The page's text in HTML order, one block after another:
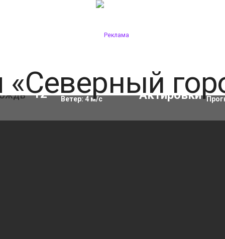
12°C Влажность:84
Ветер: 4м/с